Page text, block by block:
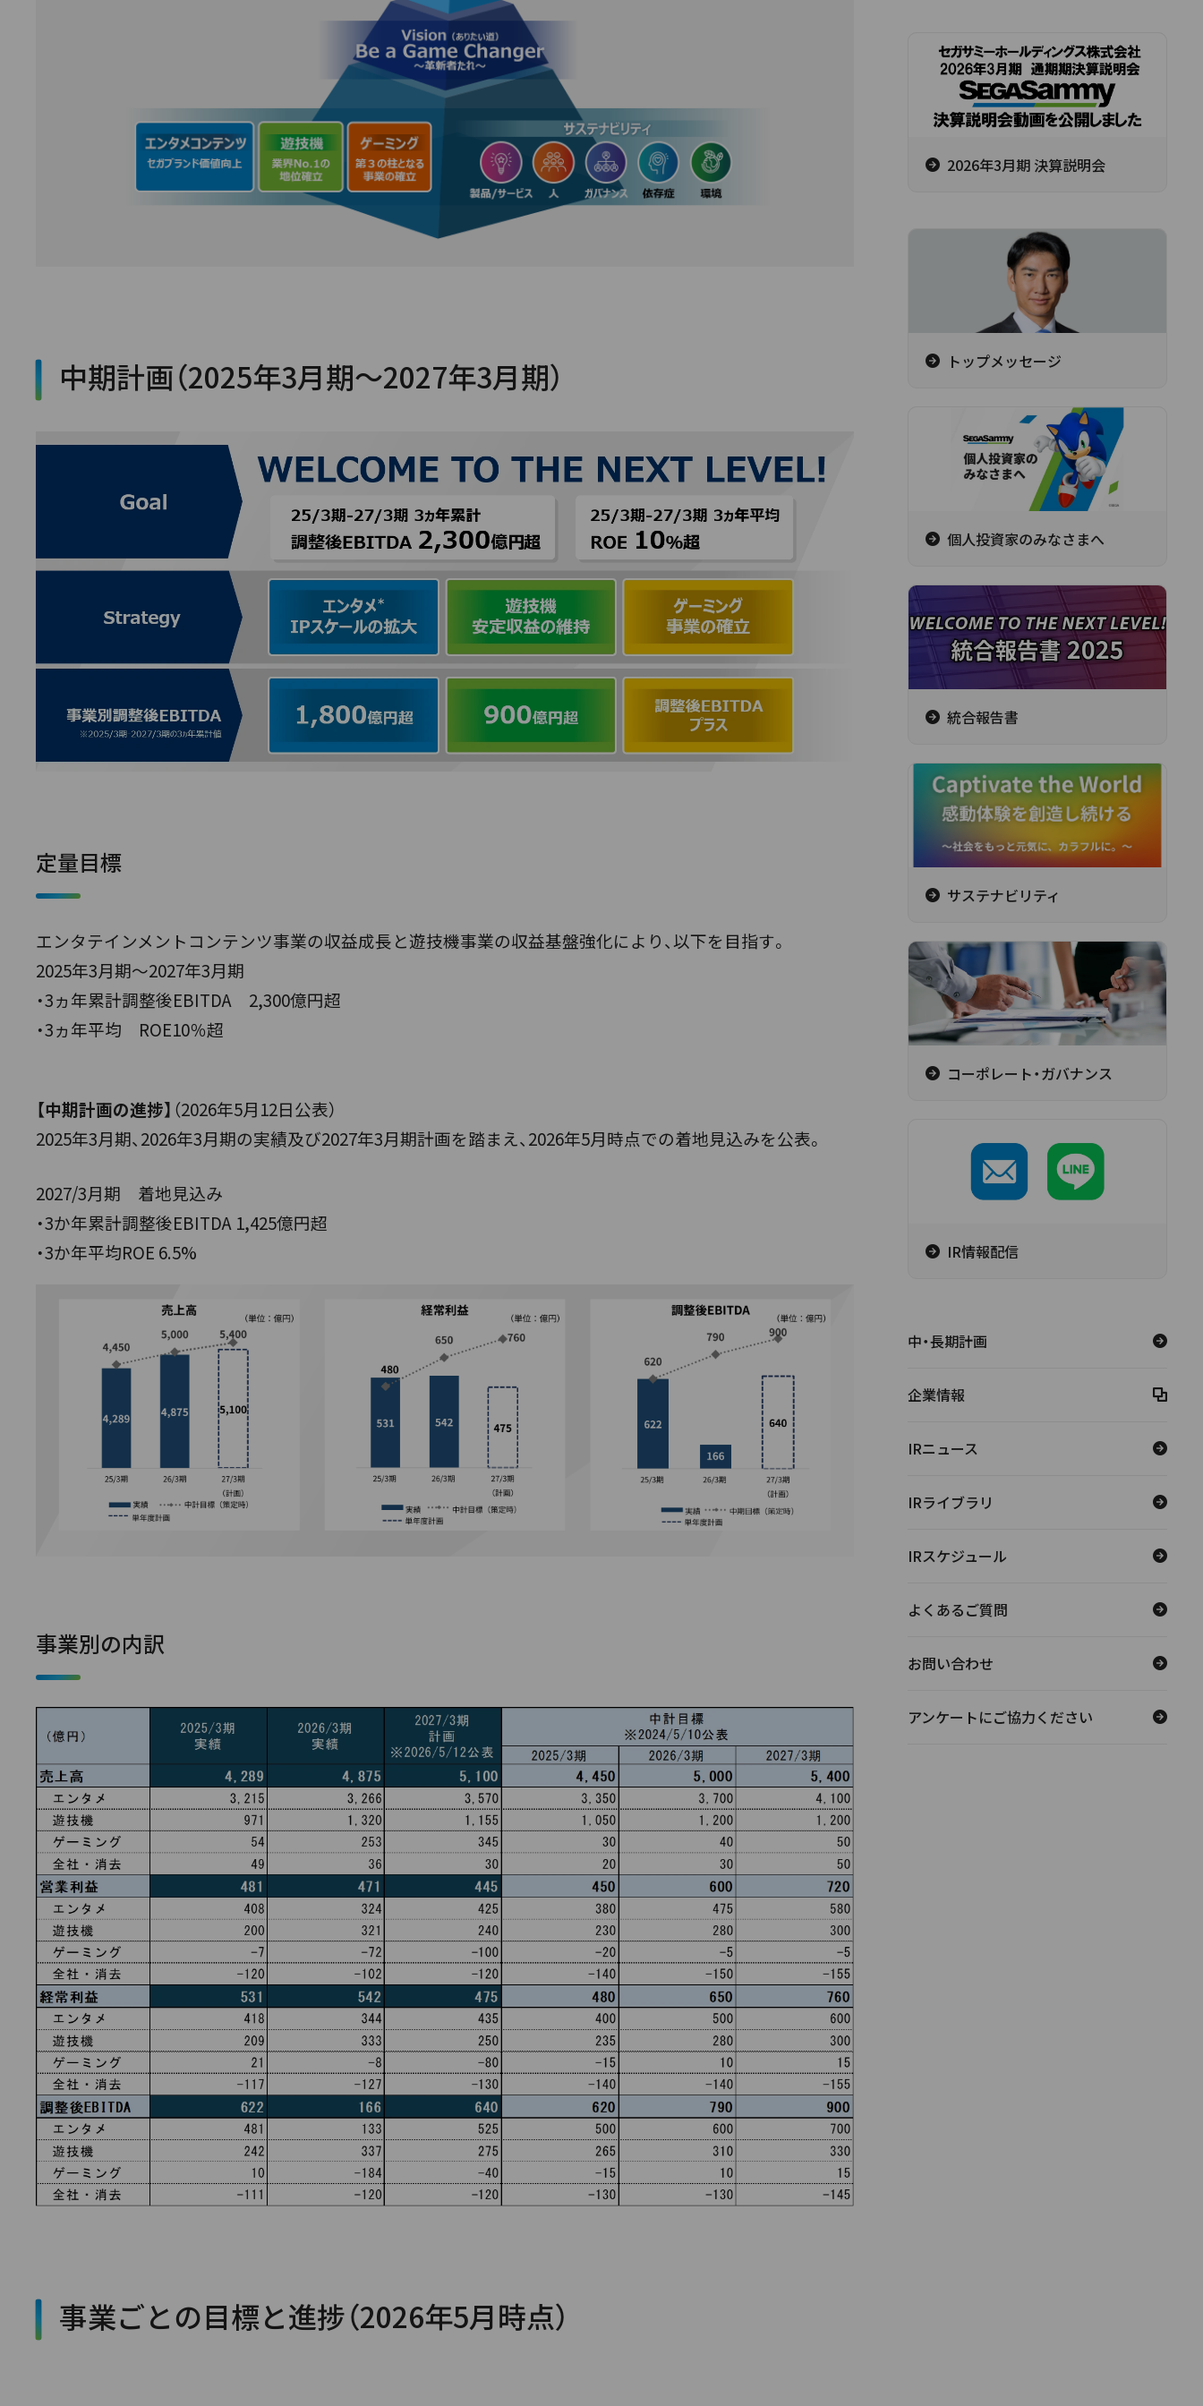
中期計画（2025年3月期～2027年3月期）
定量目標
エンタテインメントコンテンツ事業の収益成長と遊技機事業の収益基盤強化により、以下を目指す。
2025年3月期～2027年3月期
・3ヵ年累計調整後EBITDA 2,300億円超
・3ヵ年平均 ROE10％超
【中期計画の進捗】 （2026年5月12日公表）
2025年3月期、2026年3月期の実績及び2027年3月期計画を踏まえ、2026年5月時点での着地見込みを公表。
2027/3月期 着地見込み
・3か年累計調整後EBITDA 1,425億円超
・3か年平均ROE 6.5%
事業別の内訳
事業ごとの目標と進捗（2026年5月時点）
2026年3月期 決算説明会
トップメッセージ
個人投資家のみなさまへ
統合報告書
サステナビリティ
コーポレート・ガバナンス
IR情報配信
中・長期計画
企業情報
IRニュース
IRライブラリ
IRスケジュール
よくあるご質問
お問い合わせ
アンケートにご協力ください